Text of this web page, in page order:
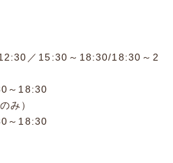
／15:30～18:30/18:30～2
～18:30
み）
～18:30